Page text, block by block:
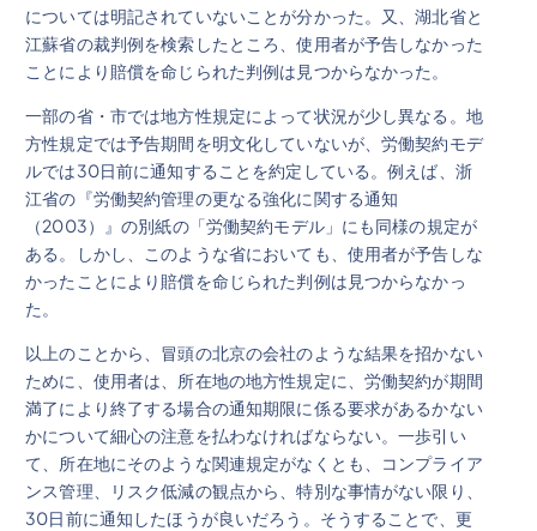
については明記されていないことが分かった。又、湖北省と
江蘇省の裁判例を検索したところ、使用者が予告しなかった
ことにより賠償を命じられた判例は見つからなかった。
一部の省・市では地方性規定によって状況が少し異なる。地
方性規定では予告期間を明文化していないが、労働契約モデ
ルでは30日前に通知することを約定している。例えば、浙
江省の『労働契約管理の更なる強化に関する通知
（2003）』の別紙の「労働契約モデル」にも同様の規定が
ある。しかし、このような省においても、使用者が予告しな
かったことにより賠償を命じられた判例は見つからなかっ
た。
以上のことから、冒頭の北京の会社のような結果を招かない
ために、使用者は、所在地の地方性規定に、労働契約が期間
満了により終了する場合の通知期限に係る要求があるかない
かについて細心の注意を払わなければならない。一歩引い
て、所在地にそのような関連規定がなくとも、コンプライア
ンス管理、リスク低減の観点から、特別な事情がない限り、
30日前に通知したほうが良いだろう。そうすることで、更